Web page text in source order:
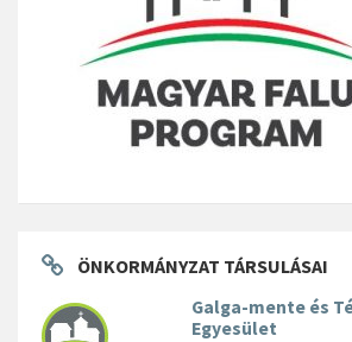
ÖNKORMÁNYZAT TÁRSULÁSAI
Galga-mente és
Egyesület